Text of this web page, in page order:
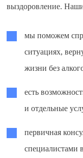
выздоровление.
мы поможем
ситуациях,
жизни без
есть
и отдельные
первичная
специалистами